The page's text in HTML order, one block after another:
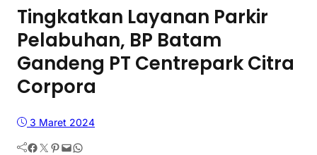
Tingkatkan Layanan Parkir
Pelabuhan, BP Batam
Gandeng PT Centrepark Citra
Corpora
3 Maret 2024
Facebook Twitter Pinterest Mail WhatsApp